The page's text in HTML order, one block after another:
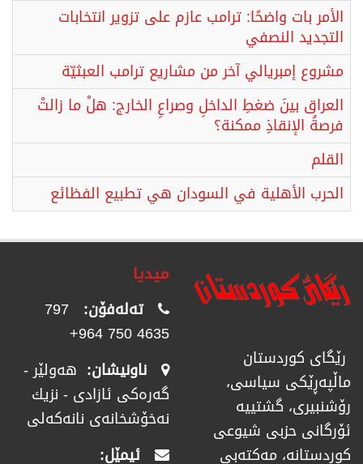
الأمر بات واضحًا: ترامب عازم على تزوير انتخابات
التجديد النصفي
مشروع إمبريالي آخر من مشاريع ترامب العبثيّة
العراق بينَ ضغطِ الداخلِ وصراعِ الخارج: هلْ ما زالتْ
فرصةُ الإنقاذِ ممكنة؟
القلم
الحرب الأهلية في السودان هي تطبيع الفظائع
رێگای كوردستان
ماڵپەڕێكی سیاسی،
رۆشنبیری، گشتییە
ئۆرگانی حزبی شیوعی
كوردستانە، مەكتەبی
میدیا
تەلەفۆن: 797
4635 750 964+
ناونیشان: هەولێر -
گەرەکی ئازادی - نزیك
نەخۆشخانەی نانەکەلی
ئیمێل: